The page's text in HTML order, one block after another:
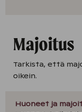
Majoitus
Tarkista, että
oikein.
Huoneet ja